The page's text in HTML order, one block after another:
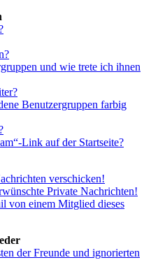
und wie trete ich ihnen
Benutzergruppen farbig
Link auf der Startseite?
verschicken!
Private Nachrichten!
von einem Mitglied dieses
der Freunde und ignorierten